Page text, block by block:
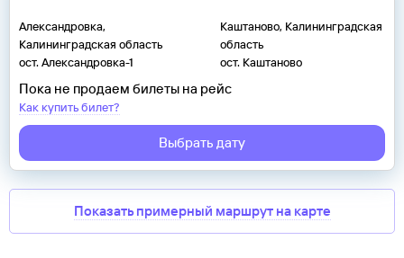
Александровка,
Калининградская область
ост. Александровка-1
Каштаново, Калининградская
область
ост. Каштаново
Пока не продаем билеты на рейс
Как купить билет?
Выбрать дату
Показать примерный маршрут на карте